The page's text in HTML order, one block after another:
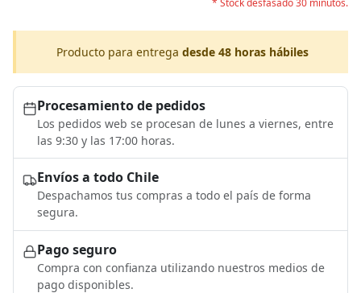
Producto para entrega desde 48 horas hábiles
Procesamiento de pedidos
Los pedidos web se procesan de lunes a viernes, entre
las 9:30 y las 17:00 horas.
Envíos a todo Chile
Despachamos tus compras a todo el país de forma
segura.
Pago seguro
Compra con confianza utilizando nuestros medios de
pago disponibles.